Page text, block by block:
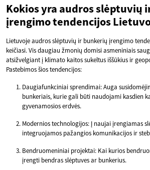
Kokios yra audros slėptuvių
įrengimo tendencijos
Lietuvoje audros slėptuvių ir bunkerių įrengimo
keičiasi. Vis daugiau žmonių domisi asmeniniais
atsižvelgiant į klimato kaitos sukeltus iššūkius ir
Pastebimos šios tendencijos:
Daugiafunkciniai sprendimai: Auga
bunkeriais, kurie gali būti naudojami kasdien
gyvenamosios erdvės.
Modernios technologijos: Į naujai įrengiamas
integruojamos pažangios komunikacijos ir
Bendruomeniniai projektai: Kai kurios
įrengti bendras slėptuves ar bunkerius.